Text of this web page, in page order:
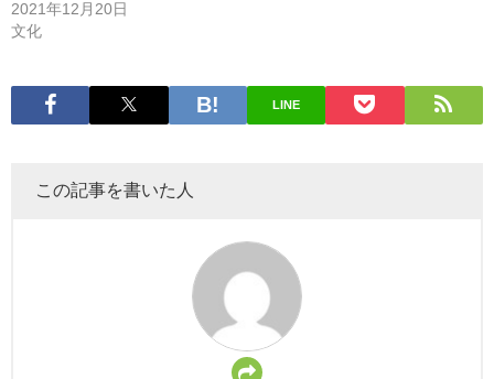
2021年12月20日
文化
LINE
この記事を書いた人